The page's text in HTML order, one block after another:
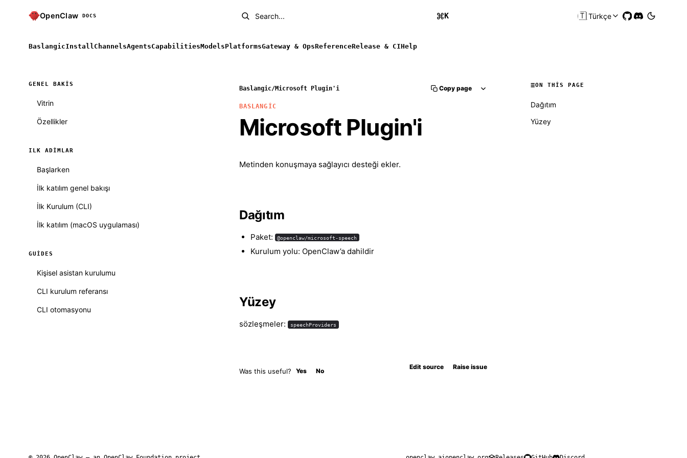
OpenClaw DOCS Search... K 🇹🇷Türkçe
BaslangicInstall ChannelsAgentsCapabilitiesModelsPlatformsGateway & OpsReferenceRelease & CIHelp
GENEL BAKIS
Vitrin
Özellikler
ILK ADIMLAR
Başlarken
İlk katılım genel bakışı
İlk Kurulum (CLI)
İlk katılım (macOS uygulaması)
GUIDES
Kişisel asistan kurulumu
CLI kurulum referansı
CLI otomasyonu
Baslangic/Microsoft Plugin'i Copy page
BASLANGIC
Microsoft Plugin'i
Metinden konuşmaya sağlayıcı desteği ekler.
Dağıtım
Paket: @openclaw/microsoft-speech
Kurulum yolu: OpenClaw’a dahildir
Yüzey
sözleşmeler: speechProviders
Was this useful? Yes No
Edit source Raise issue
ON THIS PAGE
Dağıtım
Yüzey